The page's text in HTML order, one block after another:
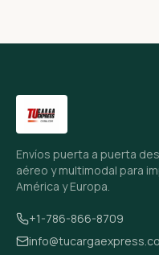
Envíos puerta a puerta
aéreo y multimodal para
América y Europa.
+1-786-866-8709